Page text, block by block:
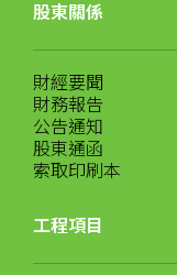
股東關係
財經要聞
財務報告
公告通知
股東通函
索取印刷本
工程項目